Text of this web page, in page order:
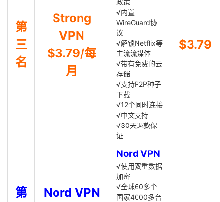
第
三
名
Strong
VPN
$3.79/每
月
政策
√内置
WireGuard协
议
√解锁Netflix等
主流流媒体
√带有免费的云
存储
√支持P2P种子
下载
√12个同时连接
√中文支持
√30天退款保
证
$3.79
第
Nord VPN
Nord VPN
√使用双重数据
加密
√全球60多个
国家4000多台